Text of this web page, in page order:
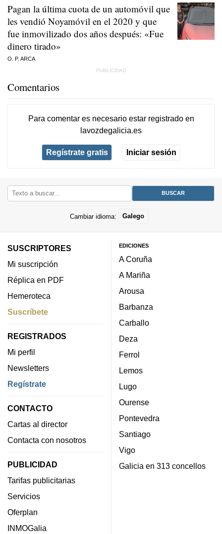
Pagan la última cuota de un automóvil que
les vendió Noyamóvil en el 2020 y que
fue inmovilizado dos años después: «Fue
dinero tirado»
O. P. ARCA
Comentarios
Para comentar es necesario estar registradoen
lavozdegalicia.es
Regístrate gratis Iniciar sesión
Cambiar idioma: Galego
SUSCRIPTORES
Mi suscripción
Réplica en PDF
Hemeroteca
Suscríbete
REGISTRADOS
Mi perfil
Newsletters
Regístrate
CONTACTO
Cartas al director
Contacta con nosotros
PUBLICIDAD
Tarifas publicitarias
Servicios
Oferplan
INMOGalia
EDICIONES
A Coruña
A Mariña
Arousa
Barbanza
Carballo
Deza
Ferrol
Lemos
Lugo
Ourense
Pontevedra
Santiago
Vigo
Galicia en 313 concellos